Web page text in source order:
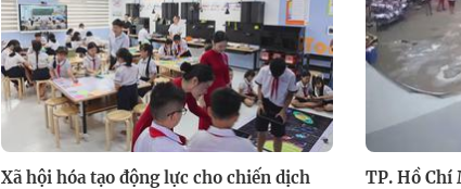
Xã hội hóa tạo động lực cho chiến dịch
TP. Hồ